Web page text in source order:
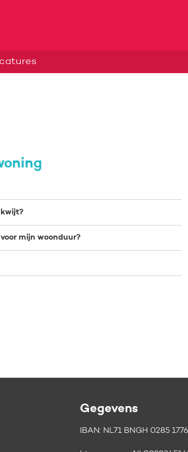
kwijt?
mijn woonduur?
Gegevens
IBAN: NL71 BNGH 0285